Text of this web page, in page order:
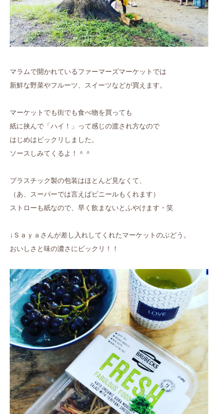
マラムで開かれているファーマーズマーケットでは
新鮮な野菜やフルーツ、スイーツなどが買えます。
マーケットでも街でも食べ物を買っても
紙に挟んで「ハイ！」って感じの渡され方なので
はじめはビックリしました。
ソースしみてくるよ！＾＾
プラスチック製の包装はほとんど見なくて、
（あ、スーパーでは言えばビニールもくれます）
ストローも紙なので、早く飲まないとふやけます・笑
↓Ｓａｙａさんが差し入れしてくれたマーケットのぶどう。
おいしさと味の濃さにビックリ！！